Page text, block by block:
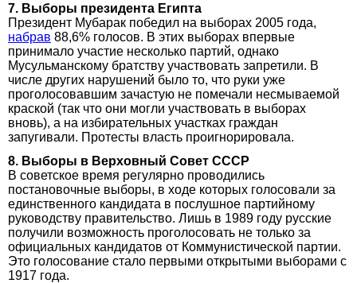
7. Выборы президента Египта
Президент Мубарак победил на выборах 2005 года,
набрав 88,6% голосов. В этих выборах впервые
принимало участие несколько партий, однако
Мусульманскому братству участвовать запретили. В
числе других нарушений было то, что руки уже
проголосовавшим зачастую не помечали несмываемой
краской (так что они могли участвовать в выборах
вновь), а на избирательных участках граждан
запугивали. Протесты власть проигнорировала.
8. Выборы в Верховный Совет СССР
В советское время регулярно проводились
постановочные выборы, в ходе которых голосовали за
единственного кандидата в послушное партийному
руководству правительство. Лишь в 1989 году русские
получили возможность проголосовать не только за
официальных кандидатов от Коммунистической партии.
Это голосование стало первыми открытыми выборами с
1917 года.